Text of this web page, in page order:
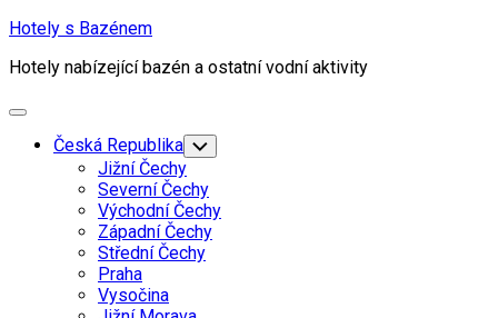
Skip
content
Hotely s Bazénem
Hotely nabízející bazén a ostatní vodní aktivity
Expand
Current
Page
Parent
Česká Republika Toggle
Child
Menu
Jižní Čechy
Severní Čechy
Current
Page
Parent
Východní Čechy
Západní Čechy
Current
Page
Parent
Střední Čechy
Praha
Vysočina